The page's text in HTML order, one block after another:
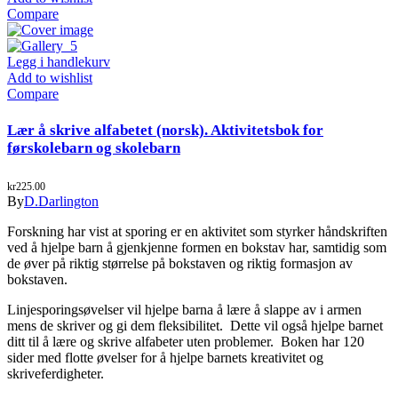
Compare
Legg i handlekurv
Add to wishlist
Compare
Lær å skrive alfabetet (norsk). Aktivitetsbok for
førskolebarn og skolebarn
kr225.00
ByD.Darlington
Forskning har vist at sporing er en aktivitet som styrker håndskriften
ved å hjelpe barn å gjenkjenne formen en bokstav har, samtidig som
de øver på riktig størrelse på bokstaven og riktig formasjon av
bokstaven.
Linjesporingsøvelser vil hjelpe barna å lære å slappe av i armen
mens de skriver og gi dem fleksibilitet. Dette vil også hjelpe barnet
ditt til å lære og skrive alfabeter uten problemer. Boken har 120
sider med flotte øvelser for å hjelpe barnets kreativitet og
skriveferdigheter.